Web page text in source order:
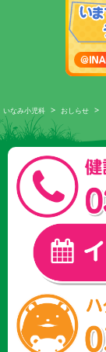
いなみ小児科 > おしらせ >